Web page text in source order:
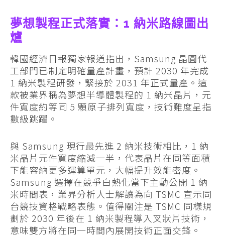
夢想製程正式落實：1 納米路線圖出
爐
韓國經濟日報獨家報道指出，Samsung 晶圓代
工部門已制定明確量產計畫，預計 2030 年完成
1 納米製程研發，緊接於 2031 年正式量產。這
款被業界稱為夢想半導體製程的 1 納米晶片，元
件寬度約等同 5 顆原子排列寬度，技術難度呈指
數級跳躍。
與 Samsung 現行最先進 2 納米技術相比，1 納
米晶片元件寬度縮減一半，代表晶片在同等面積
下能容納更多運算單元，大幅提升效能密度。
Samsung 選擇在競爭白熱化當下主動公開 1 納
米時間表，業界分析人士解讀為向 TSMC 宣示同
台競技資格戰略表態。值得關注是 TSMC 同樣規
劃於 2030 年後在 1 納米製程導入叉狀片技術，
意味雙方將在同一時間內展開技術正面交鋒。